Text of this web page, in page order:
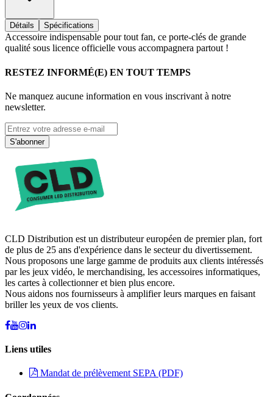
Détails Spécifications
Accessoire indispensable pour tout fan, ce porte-clés de grande
qualité sous licence officielle vous accompagnera partout !
RESTEZ INFORMÉ(E) EN TOUT TEMPS
Ne manquez aucune information en vous inscrivant à notre
newsletter.
S'abonner
CLD Distribution est un distributeur européen de premier plan, fort
de plus de 25 ans d'expérience dans le secteur du divertissement.
Nous proposons une large gamme de produits aux clients intéressés
par les jeux vidéo, le merchandising, les accessoires informatiques,
les cartes à collectionner et bien plus encore.
Nous aidons nos fournisseurs à amplifier leurs marques en faisant
briller les yeux de vos clients.
Liens utiles
Mandat de prélèvement SEPA (PDF)